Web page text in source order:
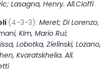
Lasagna, Henry. All.Cioffi
(4-3-3): Meret; Di Lorenzo,
Kim, Mario Rui;
Lobotka, Zielinski, Lozano,
Kvaratskhelia. All.